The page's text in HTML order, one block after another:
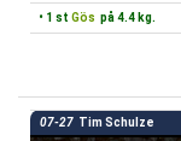
• 1 st Gös på 4.4 kg.
07-27 Tim Schulze